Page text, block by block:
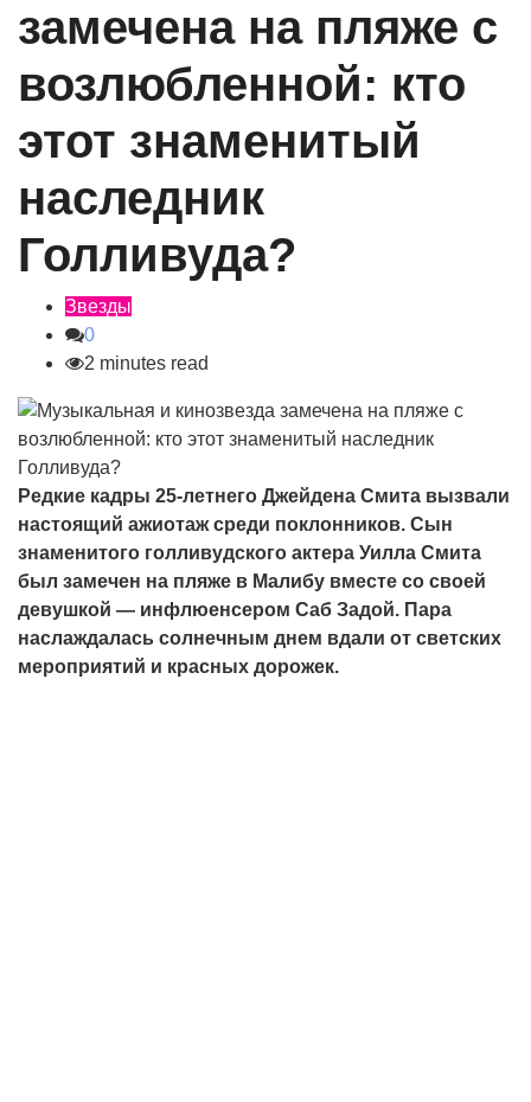
замечена на пляже с
возлюбленной: кто
этот знаменитый
наследник
Голливуда?
Звезды
0
2 minutes read
Редкие кадры 25-летнего Джейдена Смита вызвали
настоящий ажиотаж среди поклонников. Сын
знаменитого голливудского актера Уилла Смита
был замечен на пляже в Малибу вместе со своей
девушкой — инфлюенсером Саб Задой. Пара
наслаждалась солнечным днем вдали от светских
мероприятий и красных дорожек.